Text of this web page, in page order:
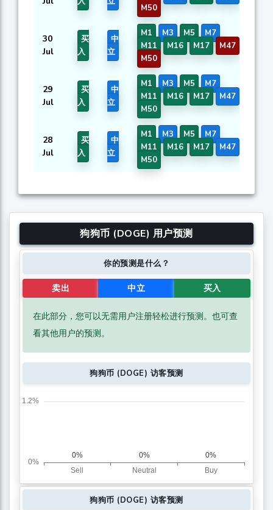
M50
30
Jul
买
入
中
立
M1 M3 M5
M7
M11
M16 M17
M47
M50
29
Jul
买
入
中
立
M1 M3 M5
M7
M11
M16 M17
M47
M50
28
Jul
买
入
中
立
M1 M3 M5
M7
M11
M16 M17
M47
M50
狗狗币 (DOGE) 用户预测
你的预测是什么？
卖出 中立 买入
在此部分，您可以无需用户注册轻松进行预测。也可查
看其他用户的预测。
狗狗币 (DOGE) 访客预测
狗狗币 (DOGE) 访客预测